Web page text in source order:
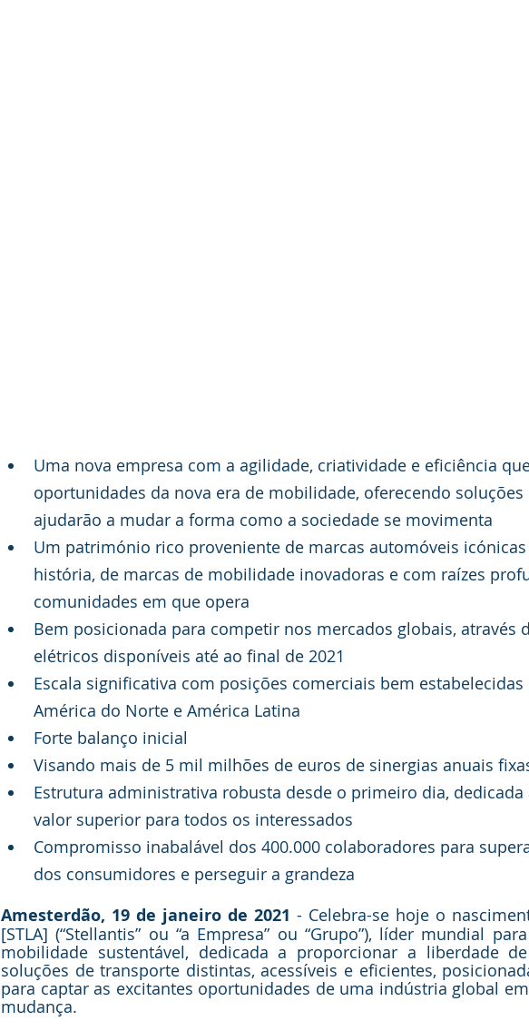
Uma nova empresa com a agilidade, criatividade e eficiência
oportunidades da nova era de mobilidade, oferecendo
ajudarão a mudar a forma como a sociedade se movimenta
Um património rico proveniente de marcas automóveis
história, de marcas de mobilidade inovadoras e com raízes
comunidades em que opera
Bem posicionada para competir nos mercados globais, através
elétricos disponíveis até ao final de 2021
Escala significativa com posições comerciais bem estabelecidas
América do Norte e América Latina
Forte balanço inicial
Visando mais de 5 mil milhões de euros de sinergias anuais
Estrutura administrativa robusta desde o primeiro dia, dedicada
valor superior para todos os interessados
Compromisso inabalável dos 400.000 colaboradores para
dos consumidores e perseguir a grandeza
Amesterdão, 19 de janeiro de 2021 - Celebra-se hoje o
[STLA] (“Stellantis” ou “a Empresa” ou “Grupo”), líder mundial
mobilidade sustentável, dedicada a proporcionar a liberdade
soluções de transporte distintas, acessíveis e eficientes,
para captar as excitantes oportunidades de uma indústria global
mudança.